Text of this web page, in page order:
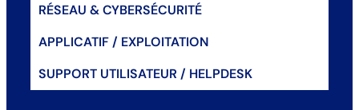
RÉSEAU & CYBERSÉCURITÉ
APPLICATIF / EXPLOITATION
SUPPORT UTILISATEUR / HELPDESK